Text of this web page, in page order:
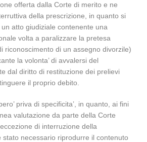
offerta dalla Corte di merito e ne
della prescrizione, in quanto si
atto giudiziale contenente una
volta a paralizzare la pretesa
riconoscimento di un assegno divorzile)
la volonta’ di avvalersi del
dal diritto di restituzione dei prelievi
il proprio debito.
priva di specificita’, in quanto, ai fini
valutazione da parte della Corte
di interruzione della
stato necessario riprodurre il contenuto